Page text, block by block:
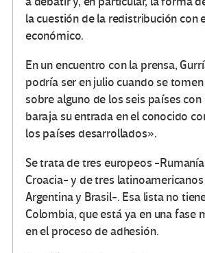
la cuestión de la redistribución con
económico.
En un encuentro con la prensa,
podría ser en julio cuando se
sobre alguno de los seis países con
baraja su entrada en el conocido
los países desarrollados».
Se trata de tres europeos -
Croacia- y de tres
Argentina y Brasil-. Esa lista no
Colombia, que está ya en una fase
en el proceso de adhesión.